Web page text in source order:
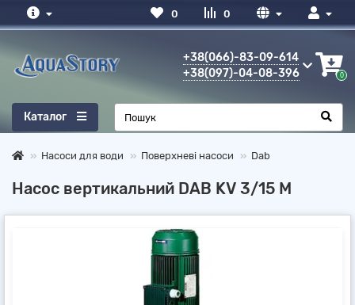
0
0
+38(066)-83-09-614
+38(097)-04-08-396
0
Каталог
Насоси для води Поверхневі насоси Dab
Насос вертикальний DAB KV 3/15 M